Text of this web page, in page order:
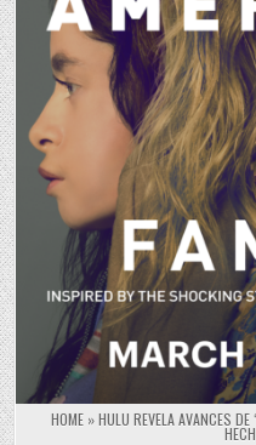
HOME»HULU REVELA AVANCES